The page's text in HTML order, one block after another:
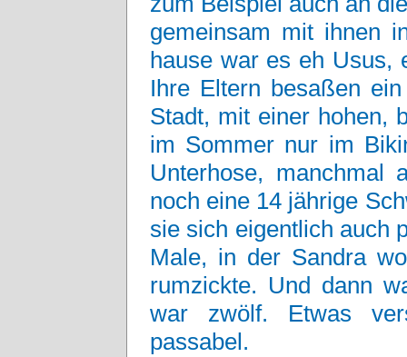
gemeinsam mit ihnen
hause war es eh Usus,
Ihre Eltern besaßen
Stadt, mit einer hohen,
im Sommer nur im
Unterhose, manchmal
noch eine 14 jährige
sie sich eigentlich auch
Male, in der Sandra
rumzickte. Und dann
war zwölf. Etwas
passabel.